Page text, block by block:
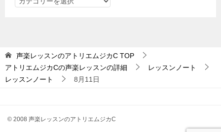
ジ
ゴ
声楽レッスンのアトリエムジカC TOP
アトリエムジカCの声楽レッスンの詳細
レッスンノート
レッスンノート
8月11日
© 2008 声楽レッスンのアトリエムジカC